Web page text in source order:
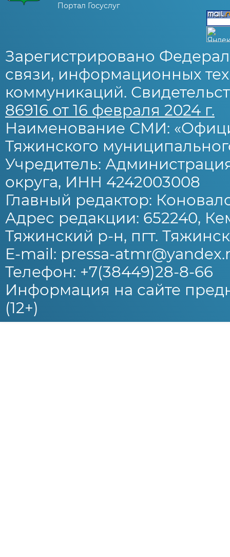
Портал Госуслуг
Зарегистрировано
связи, информационных
коммуникаций.
86916 от 16 февраля 2024 г.
Наименование СМИ:
Тяжинского
Учредитель:
округа, ИНН 4242003008
Главный редактор:
Адрес редакции: 652240,
Тяжинский р-н, пгт.
E-mail: pressa-
Телефон: +7(38449)28-8-66
Информация на сайте
(12+)